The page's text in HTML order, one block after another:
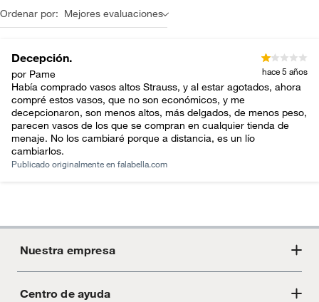
Ordenar por: Mejores evaluaciones
Decepción.
por Pame hace 5 años
Había comprado vasos altos Strauss, y al estar agotados, ahora
compré estos vasos, que no son económicos, y me
decepcionaron, son menos altos, más delgados, de menos peso,
parecen vasos de los que se compran en cualquier tienda de
menaje. No los cambiaré porque a distancia, es un lío
cambiarlos.
Publicado originalmente en falabella.com
Nuestra empresa
Acerca de Crate
Centro de ayuda